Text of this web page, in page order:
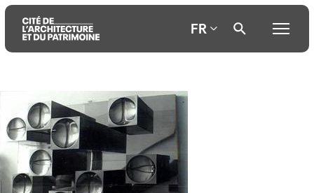
contenu
principal
menu
principal
la
recherche
FR